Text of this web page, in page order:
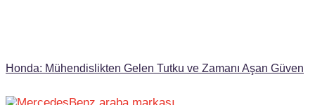
Honda: Mühendislikten Gelen Tutku ve Zamanı Aşan Güven